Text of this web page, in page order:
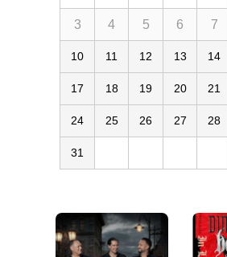
3 4 5 6 7
10 11 12 13 14
17 18 19 20 21
24 25 26 27 28
31